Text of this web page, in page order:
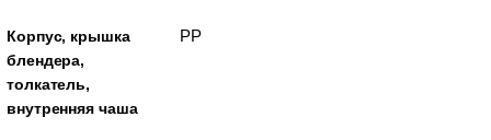
Корпус, крышка
блендера,
толкатель,
внутренняя чаша
PP